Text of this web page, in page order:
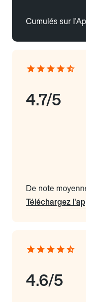
Cumulés sur
4.7/5
De note
Téléchargez
4.6/5